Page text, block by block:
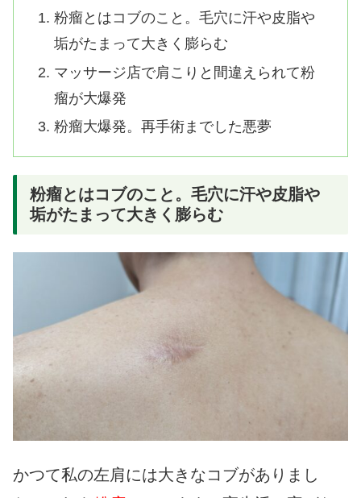
粉瘤とはコブのこと。毛穴に汗や皮脂や
垢がたまって大きく膨らむ
マッサージ店で肩こりと間違えられて粉
瘤が大爆発
粉瘤大爆発。再手術までした悪夢
粉瘤とはコブのこと。毛穴に汗や皮脂や
垢がたまって大きく膨らむ
かつて私の左肩には大きなコブがありまし